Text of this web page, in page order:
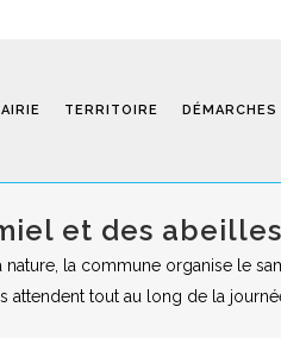
TERRITOIRE DÉMARCHES
et des
la commune organise le
attendent tout au long de la